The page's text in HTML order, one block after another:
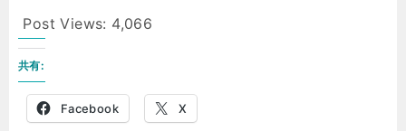
Post Views: 4,066
共有:
Facebook X